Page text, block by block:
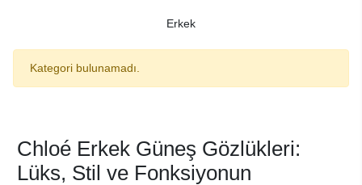
Erkek
Kategori bulunamadı.
Chloé Erkek Güneş Gözlükleri:
Lüks, Stil ve Fonksiyonun